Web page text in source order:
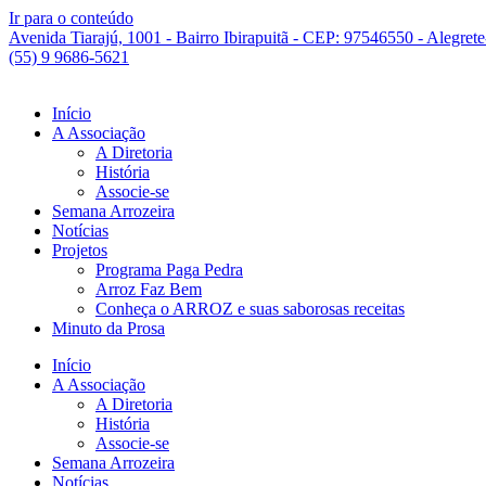
Ir para o conteúdo
Avenida Tiarajú, 1001 - Bairro Ibirapuitã - CEP: 97546550 -
(55) 9 9686-5621
Início
A Associação
A Diretoria
História
Associe-se
Semana Arrozeira
Notícias
Projetos
Programa Paga Pedra
Arroz Faz Bem
Conheça o ARROZ e suas saborosas receitas
Minuto da Prosa
Início
A Associação
A Diretoria
História
Associe-se
Semana Arrozeira
Notícias